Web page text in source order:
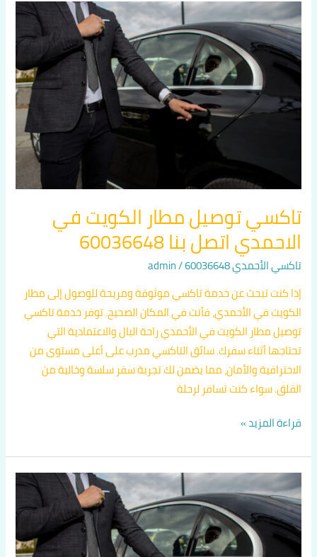
تاكسي توصيل مطار الكويت في
الاحمدي اتصل بنا 60036648
تاكسي الأحمدي 60036648 /
admin
إذا كنت تبحث عن خدمة تاكسي موثوقة ومريحة للوصول إلى مطار
الكويت في الأحمدي، فأنت في المكان الصحيح. توفر خدمة تاكسي
توصيل مطار الكويت في الأحمدي راحة البال والاعتمادية التي
تحتاجها أثناء سفرك. سائق التاكسي مدرب على أعلى مستوى من
الاحترافية والأمان، مما يضمن لك تجربة سفر سلسة وخالية من
القلق. سواء كنت تسافر لرحلة
تاكسي
توصيل
مطار
الكويت
في
الاحمدي
60036648
قراءة المزيد »
سايق
تاكسى
في
الاحمدي